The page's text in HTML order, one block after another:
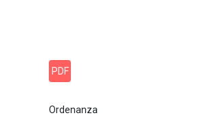
PDF
Ordenanza